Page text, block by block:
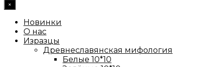
×
Новинки
О нас
Изразцы
Древнеславянская мифология
Белые 10*10